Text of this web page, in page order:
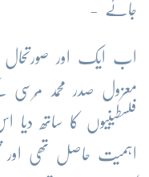
جائے -
اب ایک اور
معزول صدر محمد
فلسطینیوں کا ساتھ
اہمیت حاصل تھی اور